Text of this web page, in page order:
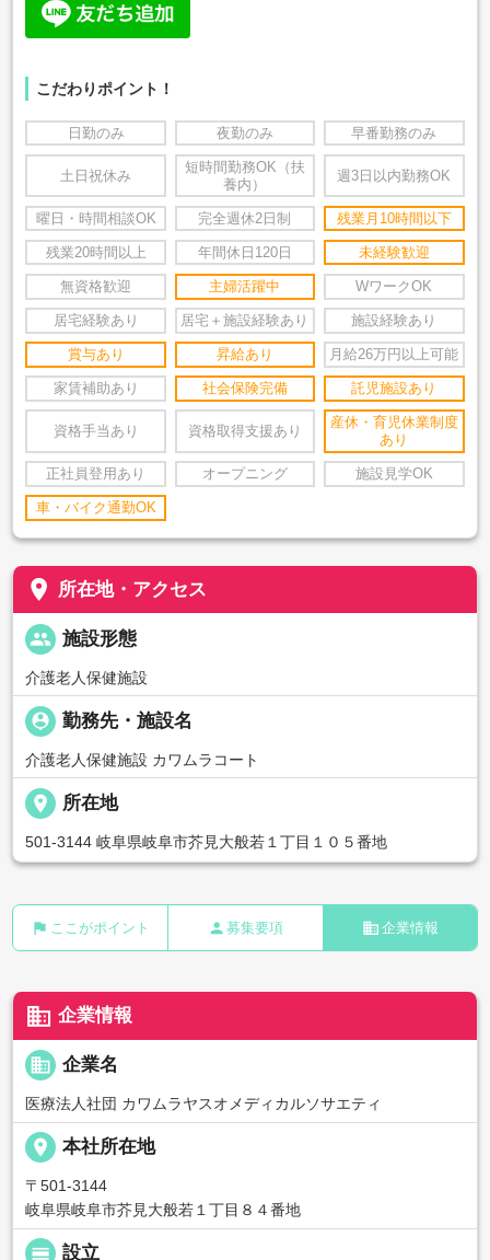
こだわりポイント！
日勤のみ 夜勤のみ 早番勤務のみ
土日祝休み
短時間勤務OK（扶
養内）
週3日以内勤務OK
曜日・時間相談OK 完全週休2日制 残業月10時間以下
残業20時間以上 年間休日120日 未経験歓迎
無資格歓迎 主婦活躍中 WワークOK
居宅経験あり 居宅＋施設経験あり 施設経験あり
賞与あり 昇給あり 月給26万円以上可能
家賃補助あり 社会保険完備 託児施設あり
資格手当あり 資格取得支援あり
産休・育児休業制度
あり
正社員登用あり オープニング 施設見学OK
車・バイク通勤OK
place 所在地・アクセス
people 施設形態
介護老人保健施設
person_pin 勤務先・施設名
介護老人保健施設 カワムラコート
place 所在地
501-3144 岐阜県岐阜市芥見大般若１丁目１０５番地
flag ここがポイント person 募集要項 business 企業情報
business 企業情報
business 企業名
医療法人社団 カワムラヤスオメディカルソサエティ
place 本社所在地
〒501-3144
岐阜県岐阜市芥見大般若１丁目８４番地
calendar_view_day 設立